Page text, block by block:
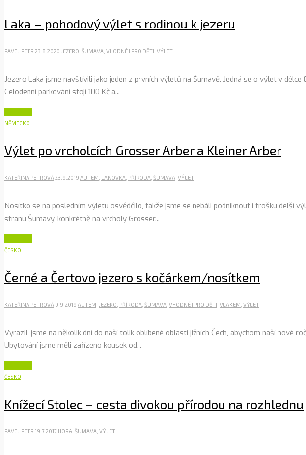
Laka – pohodový výlet s rodinou k jezeru
PAVEL PETR 23.8.2020 JEZERO ŠUMAVA VHODNÉ I PRO DĚTI VÝLET
Jezero Laka jsme navštívili jako jeden z prvních výletů na Šumavě. Jedná se o výlet v
Celodenní parkování stojí 100 Kč a...
NĚMECKO
Výlet po vrcholcích Grosser Arber a Kleiner Arber
KATEŘINA PETROVÁ 23.9.2019 AUTEM LANOVKA PŘÍRODA ŠUMAVA VÝLET
Nosítko se na posledním výletu osvědčilo, takže jsme se nebáli podniknout i trošku delší
stranu Šumavy, konkrétně na vrcholy Grosser...
ČESKO
Černé a Čertovo jezero s kočárkem/nosítkem
KATEŘINA PETROVÁ 9.9.2019 AUTEM JEZERO PŘÍRODA ŠUMAVA VHODNÉ I PRO DĚTI VLAKEM VÝLET
Vyrazili jsme na několik dní do naší tolik oblíbené oblasti jižních Čech, abychom naší nové
Ubytování jsme měli zařízeno kousek od...
ČESKO
Knížecí Stolec – cesta divokou přírodou na rozhlednu
PAVEL PETR 19.7.2017 HORA ŠUMAVA VÝLET